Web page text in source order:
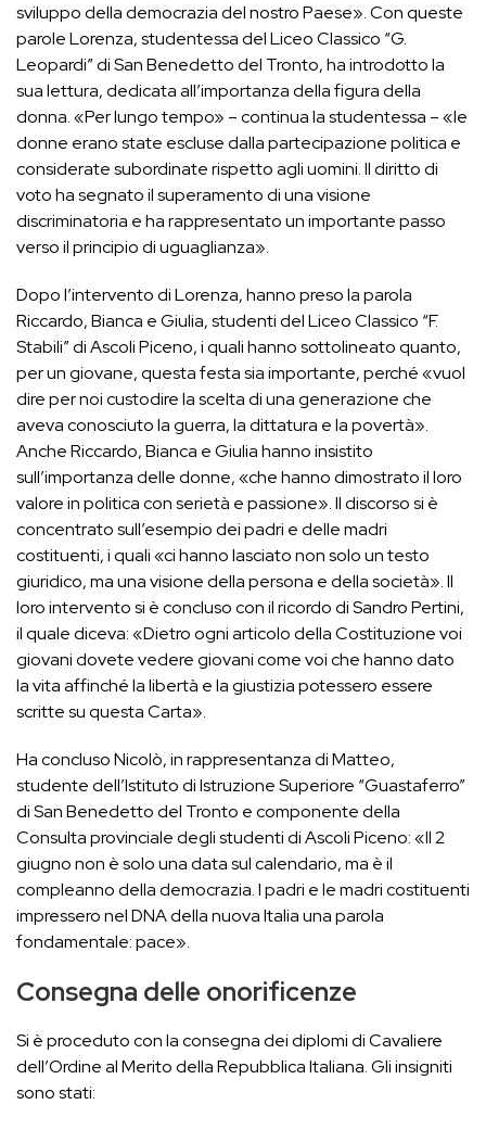
sviluppo della democrazia del nostro Paese». Con queste
parole Lorenza, studentessa del Liceo Classico “G.
Leopardi” di San Benedetto del Tronto, ha introdotto la
sua lettura, dedicata all’importanza della figura della
donna. «Per lungo tempo» – continua la studentessa – «le
donne erano state escluse dalla partecipazione politica e
considerate subordinate rispetto agli uomini. Il diritto di
voto ha segnato il superamento di una visione
discriminatoria e ha rappresentato un importante passo
verso il principio di uguaglianza».
Dopo l’intervento di Lorenza, hanno preso la parola
Riccardo, Bianca e Giulia, studenti del Liceo Classico “F.
Stabili” di Ascoli Piceno, i quali hanno sottolineato quanto,
per un giovane, questa festa sia importante, perché «vuol
dire per noi custodire la scelta di una generazione che
aveva conosciuto la guerra, la dittatura e la povertà».
Anche Riccardo, Bianca e Giulia hanno insistito
sull’importanza delle donne, «che hanno dimostrato il loro
valore in politica con serietà e passione». Il discorso si è
concentrato sull’esempio dei padri e delle madri
costituenti, i quali «ci hanno lasciato non solo un testo
giuridico, ma una visione della persona e della società». Il
loro intervento si è concluso con il ricordo di Sandro Pertini,
il quale diceva: «Dietro ogni articolo della Costituzione voi
giovani dovete vedere giovani come voi che hanno dato
la vita affinché la libertà e la giustizia potessero essere
scritte su questa Carta».
Ha concluso Nicolò, in rappresentanza di Matteo,
studente dell’Istituto di Istruzione Superiore “Guastaferro”
di San Benedetto del Tronto e componente della
Consulta provinciale degli studenti di Ascoli Piceno: «Il 2
giugno non è solo una data sul calendario, ma è il
compleanno della democrazia. I padri e le madri costituenti
impressero nel DNA della nuova Italia una parola
fondamentale: pace».
Consegna delle onorificenze
Si è proceduto con la consegna dei diplomi di Cavaliere
dell’Ordine al Merito della Repubblica Italiana. Gli insigniti
sono stati: